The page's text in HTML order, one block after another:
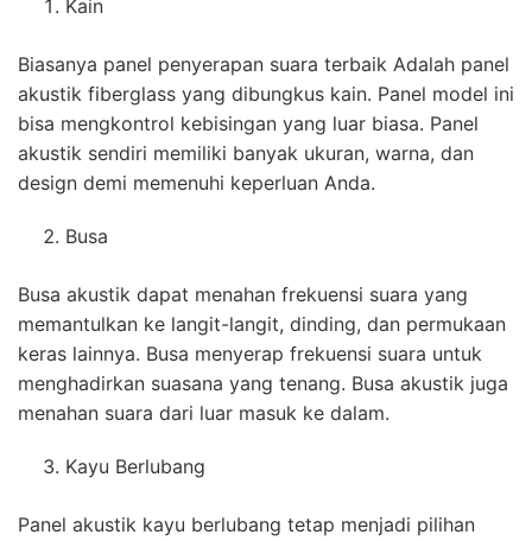
Kain
Biasanya panel penyerapan suara terbaik Adalah panel
akustik fiberglass yang dibungkus kain. Panel model ini
bisa mengkontrol kebisingan yang luar biasa. Panel
akustik sendiri memiliki banyak ukuran, warna, dan
design demi memenuhi keperluan Anda.
Busa
Busa akustik dapat menahan frekuensi suara yang
memantulkan ke langit-langit, dinding, dan permukaan
keras lainnya. Busa menyerap frekuensi suara untuk
menghadirkan suasana yang tenang. Busa akustik juga
menahan suara dari luar masuk ke dalam.
Kayu Berlubang
Panel akustik kayu berlubang tetap menjadi pilihan